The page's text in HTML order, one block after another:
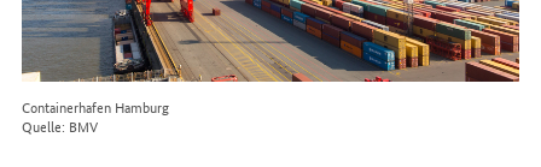
Containerhafen Hamburg
Quelle: BMV